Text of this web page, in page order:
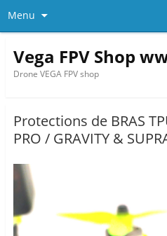
Menu
Vega FPV Shop
Drone VEGA FPV shop
Protections de BRAS
PRO / GRAVITY &